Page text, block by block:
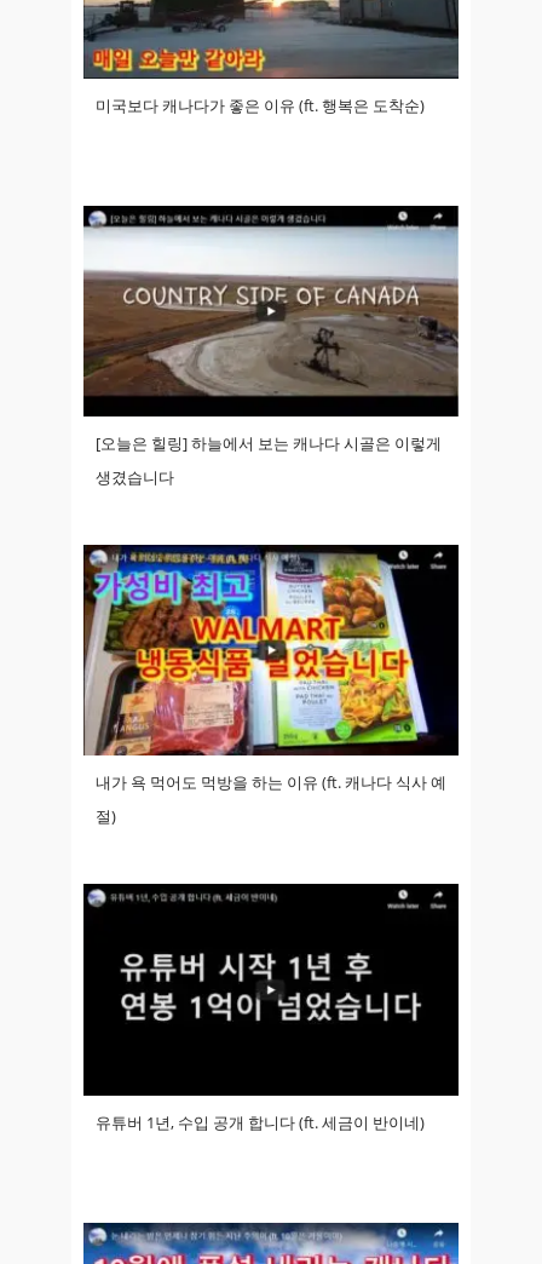
미국보다 캐나다가 좋은 이유 (ft. 행복은 도착순)
[오늘은 힐링] 하늘에서 보는 캐나다 시골은 이렇게
생겼습니다
내가 욕 먹어도 먹방을 하는 이유 (ft. 캐나다 식사 예
절)
유튜버 1년, 수입 공개 합니다 (ft. 세금이 반이네)